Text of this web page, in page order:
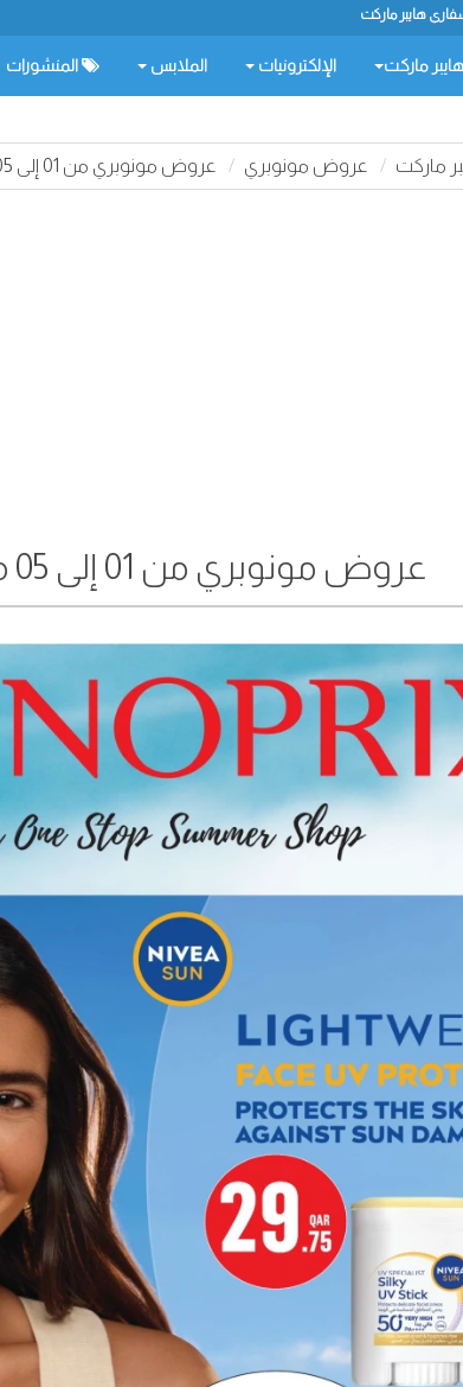
هايبر ماركت
هايبر ماركت الإلكترونيات الملابس المنشورات
ماركت عروض مونوبري عروض مونوبري من 01 إلى 05 مايو 2026
عروض مونوبري من 01 إلى 05 مايو 2026